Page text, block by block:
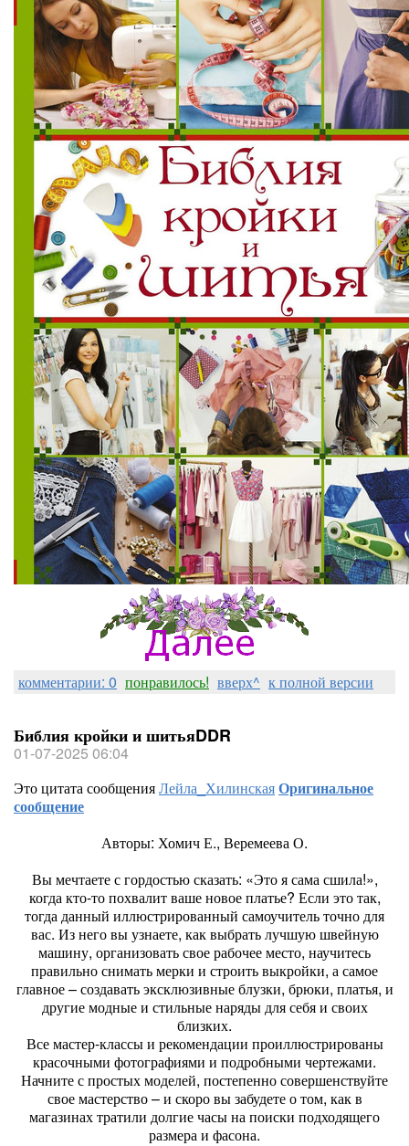
комментарии: 0 понравилось! вверх^ к полной версии
Библия кройки и шитьяDDR
01-07-2025 06:04
Это цитата сообщенияЛейла_ХилинскаяОригинальное
сообщение
Авторы: Хомич Е., Веремеева О.
Вы мечтаете с гордостью сказать: «Это я сама сшила!»,
когда кто-то похвалит ваше новое платье? Если это так,
тогда данный иллюстрированный самоучитель точно для
вас. Из него вы узнаете, как выбрать лучшую швейную
машину, организовать свое рабочее место, научитесь
правильно снимать мерки и строить выкройки, а самое
главное – создавать эксклюзивные блузки, брюки, платья, и
другие модные и стильные наряды для себя и своих
близких.
Все мастер-классы и рекомендации проиллюстрированы
красочными фотографиями и подробными чертежами.
Начните с простых моделей, постепенно совершенствуйте
свое мастерство – и скоро вы забудете о том, как в
магазинах тратили долгие часы на поиски подходящего
размера и фасона.